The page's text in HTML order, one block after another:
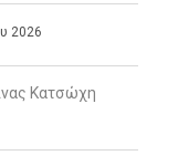
2026
Κατσώχη